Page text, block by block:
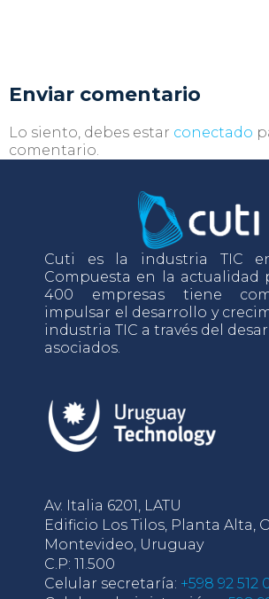
Enviar comentario
Lo siento, debes estar conectado
comentario.
Cuti es la industria TIC
Compuesta en la actualidad
400 empresas tiene
impulsar el desarrollo y
industria TIC a través del
asociados.
Av. Italia 6201, LATU
Edificio Los Tilos, Planta Alta,
Montevideo, Uruguay
C.P: 11.500
Celular secretaría: +598 92 512